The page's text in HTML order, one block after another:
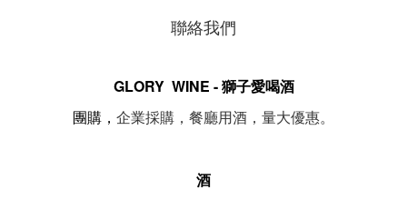
聯絡我們
GLORY WINE - 獅子愛喝酒
團購， 企業採購，餐廳用酒，量大優惠。
酒